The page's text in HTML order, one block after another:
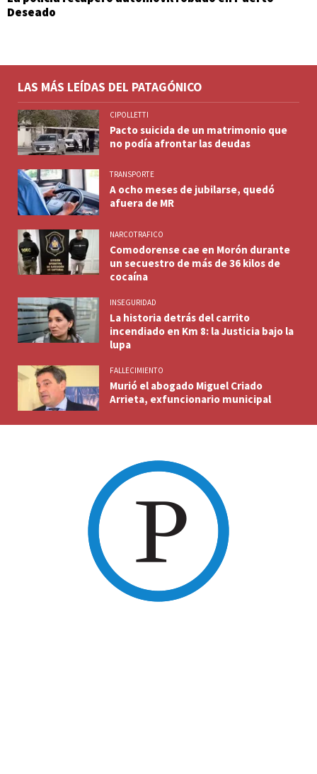
Deseado
LAS MÁS LEÍDAS DEL PATAGÓNICO
CIPOLLETTI
Pacto suicida de un matrimonio que
no podía afrontar las deudas
TRANSPORTE
A ocho meses de jubilarse, quedó
afuera de MR
NARCOTRAFICO
Comodorense cae en Morón durante
un secuestro de más de 36 kilos de
cocaína
INSEGURIDAD
La historia detrás del carrito
incendiado en Km 8: la Justicia bajo la
lupa
FALLECIMIENTO
Murió el abogado Miguel Criado
Arrieta, exfuncionario municipal